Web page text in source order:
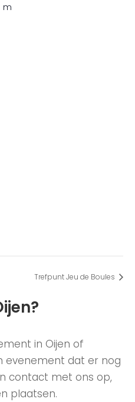
m
Trefpunt Jeu de Boules
in Oijen of
evenement dat er nog
contact met ons op,
plaatsen.